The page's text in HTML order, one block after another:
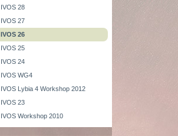
IVOS 28
IVOS 27
IVOS 26
IVOS 25
IVOS 24
IVOS WG4
IVOS Lybia 4 Workshop 2012
IVOS 23
IVOS Workshop 2010